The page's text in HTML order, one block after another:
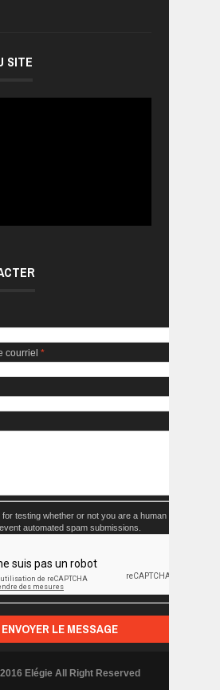
SITE
courriel *
testing whether or not you are a human
automated spam submissions.
Elégie All Right Reserved